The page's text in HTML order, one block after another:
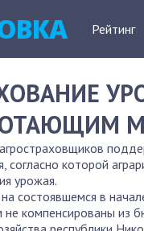
Рейтинг
согласно которой
урожая.
состоявшемся в
компенсированы из